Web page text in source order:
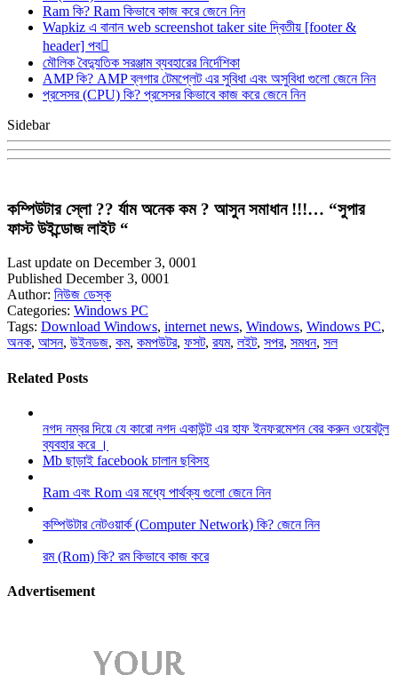
Ram কি? Ram কিভাবে কাজ করে জেনে নিন
Wapkiz এ বানান web screenshot taker site দ্বিতীয় [footer &
header] পব
মৌলিক বৈদ্যুতিক সরঞ্জাম ব্যবহারের নির্দেশিকা
AMP কি? AMP ব্লগার টেমপ্লেট এর সুবিধা এবং অসুবিধা গুলো জেনে নিন
প্রসেসর (CPU) কি? প্রসেসর কিভাবে কাজ করে জেনে নিন
Sidebar
কম্পিউটার স্লো ?? র্যাম অনেক কম ? আসুন সমাধান !!!… “সুপার
ফাস্ট উইন্ডোজ লাইট “
Last update on December 3, 0001
Published December 3, 0001
Author: নিউজ ডেস্ক
Categories: Windows PC
Tags: Download Windows, internet news, Windows, Windows PC,
অনক, আসন, উইনডজ, কম, কমপউটর, ফসট, রযম, লইট, সপর, সমধন, সল
Related Posts
নগদ নম্বর দিয়ে যে কারো নগদ একাউন্ট এর হাফ ইনফরমেশন বের করুন ওয়েবটুল
ব্যবহার করে ।
Mb ছাড়াই facebook চালান ছবিসহ
Ram এবং Rom এর মধ্যে পার্থক্য গুলো জেনে নিন
কম্পিউটার নেটওয়ার্ক (Computer Network) কি? জেনে নিন
রম (Rom) কি? রম কিভাবে কাজ করে
Advertisement